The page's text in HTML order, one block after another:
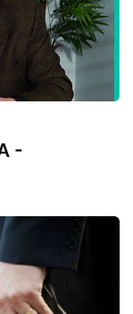
-